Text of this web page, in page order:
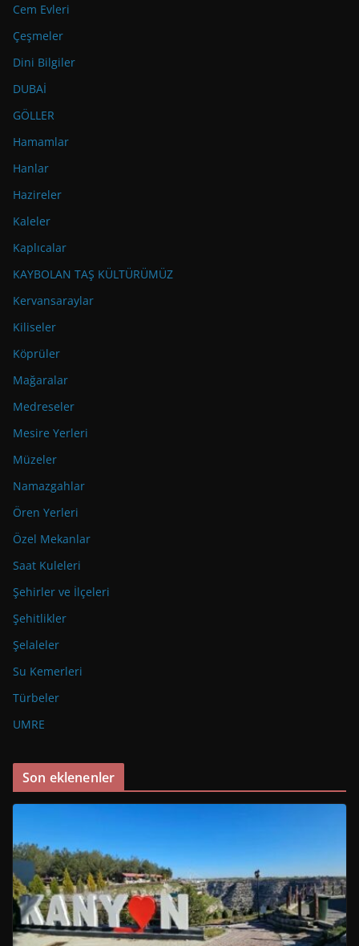
Cem Evleri
Çeşmeler
Dini Bilgiler
DUBAİ
GÖLLER
Hamamlar
Hanlar
Hazireler
Kaleler
Kaplıcalar
KAYBOLAN TAŞ KÜLTÜRÜMÜZ
Kervansaraylar
Kiliseler
Köprüler
Mağaralar
Medreseler
Mesire Yerleri
Müzeler
Namazgahlar
Ören Yerleri
Özel Mekanlar
Saat Kuleleri
Şehirler ve İlçeleri
Şehitlikler
Şelaleler
Su Kemerleri
Türbeler
UMRE
Son eklenenler